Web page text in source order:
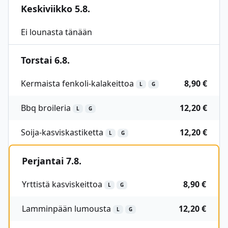
Keskiviikko 5.8.
Ei lounasta tänään
Torstai 6.8.
Kermaista fenkoli-kalakeittoa L G 8,90 €
Bbq broileria L G 12,20 €
Soija-kasviskastiketta L G 12,20 €
Perjantai 7.8.
Yrttistä kasviskeittoa L G 8,90 €
Lamminpään lumousta L G 12,20 €